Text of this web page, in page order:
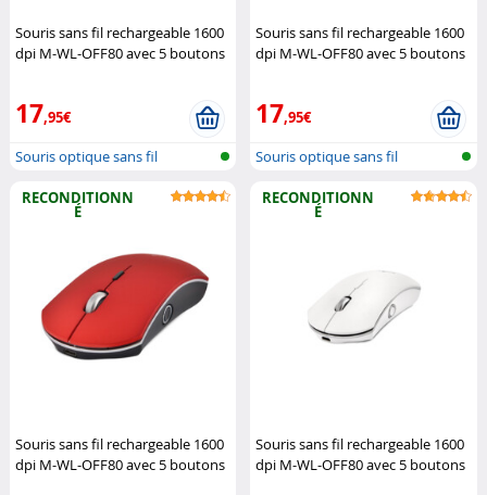
Souris sans fil rechargeable 1600
dpi M-WL-OFF80 avec 5 boutons
17,95€
Souris optique sans fil
Souris sans fil rechargeable 1600
dpi M-WL-OFF80 avec 5 boutons
17,95€
Souris optique sans fil
RECONDITIONN
É
Souris sans fil rechargeable 1600
dpi M-WL-OFF80 avec 5 boutons
RECONDITIONN
É
Souris sans fil rechargeable 1600
dpi M-WL-OFF80 avec 5 boutons